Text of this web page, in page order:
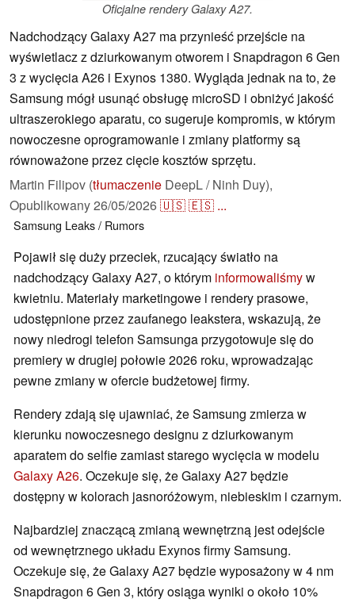
Oficjalne rendery Galaxy A27.
Nadchodzący Galaxy A27 ma przynieść przejście na
wyświetlacz z dziurkowanym otworem i Snapdragon 6 Gen
3 z wycięcia A26 i Exynos 1380. Wygląda jednak na to, że
Samsung mógł usunąć obsługę microSD i obniżyć jakość
ultraszerokiego aparatu, co sugeruje kompromis, w którym
nowoczesne oprogramowanie i zmiany platformy są
równoważone przez cięcie kosztów sprzętu.
Martin Filipov (tłumaczenie DeepL / Ninh Duy),
Opublikowany26/05/2026🇺🇸🇪🇸 ...
Samsung Leaks / Rumors
Pojawił się duży przeciek, rzucający światło na
nadchodzący Galaxy A27, o którym informowaliśmyw
kwietniu. Materiały marketingowe i rendery prasowe,
udostępnione przez zaufanego leakstera, wskazują, że
nowy niedrogi telefon Samsunga przygotowuje się do
premiery w drugiej połowie 2026 roku, wprowadzając
pewne zmiany w ofercie budżetowej firmy.
Rendery zdają się ujawniać, że Samsung zmierza w
kierunku nowoczesnego designu z dziurkowanym
aparatem do selfie zamiast starego wycięcia w modelu
Galaxy A26. Oczekuje się, że Galaxy A27 będzie
dostępny w kolorach jasnoróżowym, niebieskim i czarnym.
Najbardziej znaczącą zmianą wewnętrzną jest odejście
od wewnętrznego układu Exynos firmy Samsung.
Oczekuje się, że Galaxy A27 będzie wyposażony w 4 nm
Snapdragon 6 Gen 3, który osiąga wyniki o około 10%